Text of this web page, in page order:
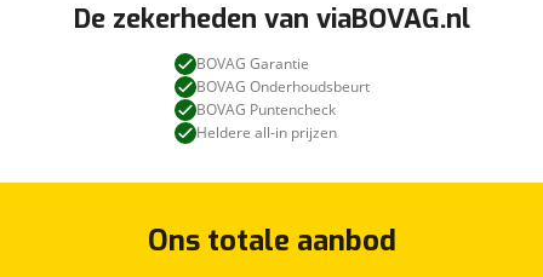
De zekerheden van viaBOVAG.nl
BOVAG Garantie
BOVAG Onderhoudsbeurt
BOVAG Puntencheck
Heldere all-in prijzen
Ons totale aanbod